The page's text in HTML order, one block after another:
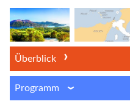
Überblick
Programm